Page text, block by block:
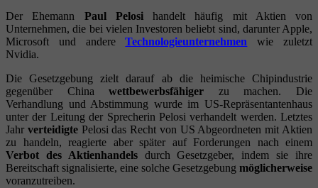
Der Ehemann Paul Pelosihandelt häufig mit Aktien von
Unternehmen, die bei vielen Investoren beliebt sind, darunter Apple,
Microsoft und andereTechnologieunternehmen wie zuletzt
Nvidia.
Die Gesetzgebung zielt darauf ab die heimische Chipindustrie
gegenüber Chinawettbewerbsfähiger zu machen. Die
Verhandlung und Abstimmung wurde im US-Repräsentantenhaus
unter der Leitung der Sprecherin Pelosi verhandelt werden. Letztes
Jahr verteidigtePelosi das Recht von US Abgeordneten mit Aktien
zu handeln, reagierte aber später auf Forderungen nach einem
Verbot des Aktienhandelsdurch Gesetzgeber, indem sie ihre
Bereitschaft signalisierte, eine solche Gesetzgebung möglicherweise
voranzutreiben.